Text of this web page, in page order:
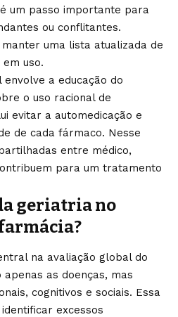
um passo importante para
ou conflitantes.
uma lista atualizada de
uso.
a educação do
o uso racional de
evitar a automedicação e
de cada fármaco. Nesse
entre médico,
para um tratamento
geriatria no
na avaliação global do
as doenças, mas
cognitivos e sociais. Essa
excessos